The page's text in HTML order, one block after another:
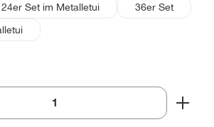
24er Set im Metalletui
36er Set
Gib den gewünschten Wert ein